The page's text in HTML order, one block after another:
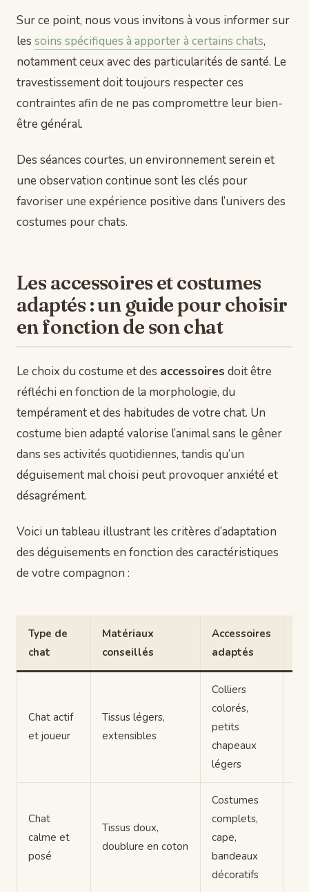
Sur ce point, nous vous invitons à vous informer sur
les soins spécifiques à apporter à certains chats,
notamment ceux avec des particularités de santé. Le
travestissement doit toujours respecter ces
contraintes afin de ne pas compromettre leur bien-
être général.
Des séances courtes, un environnement serein et
une observation continue sont les clés pour
favoriser une expérience positive dans l’univers des
costumes pour chats.
Les accessoires et costumes
adaptés : un guide pour choisir
en fonction de son chat
Le choix du costume et des accessoires doit être
réfléchi en fonction de la morphologie, du
tempérament et des habitudes de votre chat. Un
costume bien adapté valorise l’animal sans le gêner
dans ses activités quotidiennes, tandis qu’un
déguisement mal choisi peut provoquer anxiété et
désagrément.
Voici un tableau illustrant les critères d’adaptation
des déguisements en fonction des caractéristiques
de votre compagnon :
Type de
chat
Matériaux
conseillés
Accessoires
adaptés
Chat actif
et joueur
Tissus légers,
extensibles
Colliers
colorés,
petits
chapeaux
légers
Chat
calme et
posé
Tissus doux,
doublure en coton
Costumes
complets,
cape,
bandeaux
décoratifs